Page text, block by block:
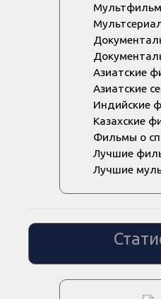
Азиатские
Азиатские
Индийские
Казахские
Фильмы о
Лучшие
Лучшие